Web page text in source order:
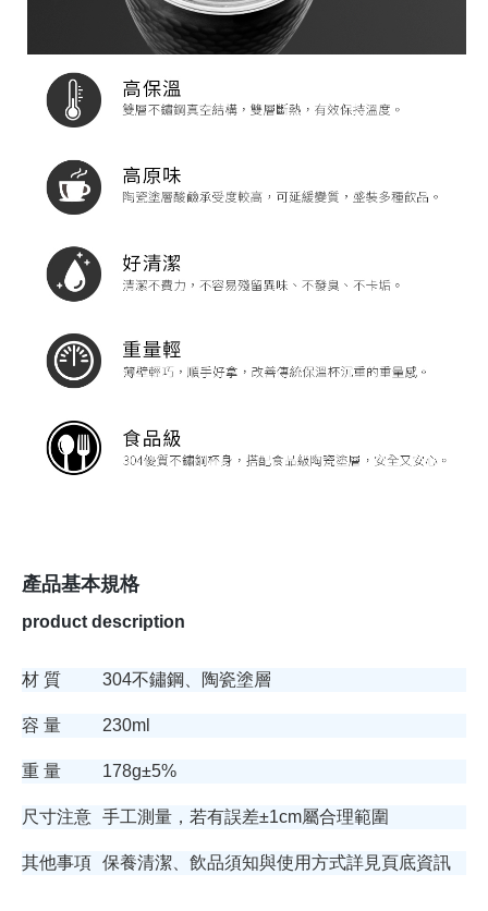
產品基本規格
product description
材 質 304不鏽鋼、陶瓷塗層
容 量 230ml
重 量 178g±5%
尺寸注意 手工測量，若有誤差±1cm屬合理範圍
其他事項 保養清潔、飲品須知與使用方式詳見頁底資訊